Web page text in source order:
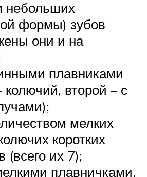
небольших
формы) зубов
они и на
плавниками
колючий, второй – с
мелких
коротких
(всего их 7);
плавничками,